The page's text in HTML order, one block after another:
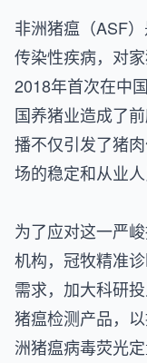
非洲猪瘟（ASF
传染性疾病，对
2018年首次在中
国养猪业造成了
播不仅引发了猪
场的稳定和从业人
为了应对这一严
机构，冠牧精准
需求，加大科研
猪瘟检测产品，
洲猪瘟病毒荧光